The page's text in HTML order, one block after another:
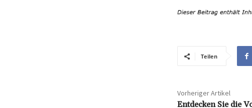
Teilen
Vorheriger Artikel
Entdecken Sie die